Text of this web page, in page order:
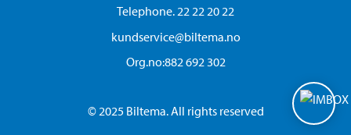
Telephone. 22 22 20 22
kundservice@biltema.no
Org.no:882 692 302
© 2025 Biltema. All rights reserved